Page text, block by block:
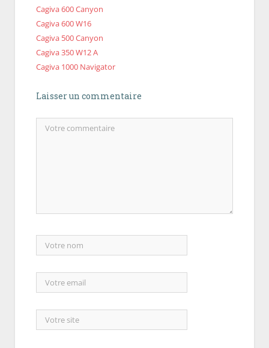
Cagiva 600 Canyon
Cagiva 600 W16
Cagiva 500 Canyon
Cagiva 350 W12 A
Cagiva 1000 Navigator
Laisser un commentaire